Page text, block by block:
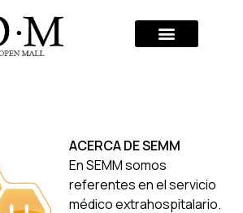
ACERCA DE SEMM
En SEMM somos
referentes en el servicio
médico extrahospitalario.